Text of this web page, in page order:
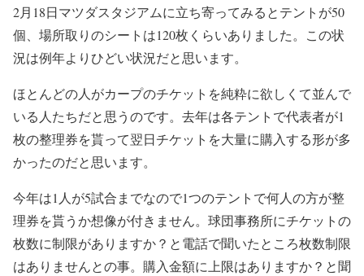
2月18日マツダスタジアムに立ち寄ってみるとテントが50
個、場所取りのシートは120枚くらいありました。この状
況は例年よりひどい状況だと思います。
ほとんどの人がカープのチケットを純粋に欲しくて並んで
いる人たちだと思うのです。去年は各テントで代表者が1
枚の整理券を貰って翌日チケットを大量に購入する形が多
かったのだと思います。
今年は1人が5試合までなので1つのテントで何人の方が整
理券を貰うか想像が付きません。球団事務所にチケットの
枚数に制限がありますか？と電話で聞いたところ枚数制限
はありませんとの事。購入金額に上限はありますか？と聞